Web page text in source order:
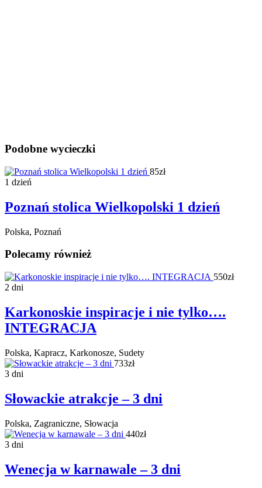
Podobne wycieczki
85zł
1 dzień
Poznań stolica Wielkopolski 1 dzień
Polska, Poznań
Polecamy również
550zł
2 dni
Karkonoskie inspiracje i nie tylko….
INTEGRACJA
Polska, Kapracz, Karkonosze, Sudety
733zł
3 dni
Słowackie atrakcje – 3 dni
Polska, Zagraniczne, Słowacja
440zł
3 dni
Wenecja w karnawale – 3 dni